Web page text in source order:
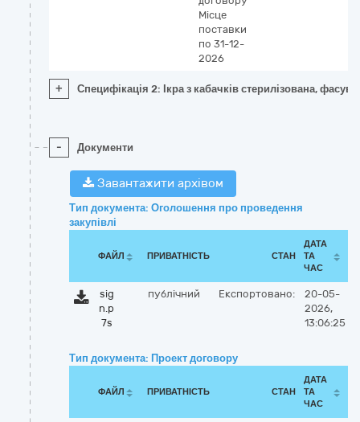
Місце
поставки
по 31-12-
2026
+ Специфікація 2: Ікра з кабачків стерилізована,
- Документи
Завантажити архівом
Тип документа: Оголошення про проведення
закупівлі
ФАЙЛ ПРИВАТНІСТЬ СТАН
ДАТА
ТА
ЧАС
sig
n.p
7s
публічний Експортовано:
20-05-
2026,
13:06:25
Тип документа: Проект договору
ФАЙЛ ПРИВАТНІСТЬ СТАН
ДАТА
ТА
ЧАС